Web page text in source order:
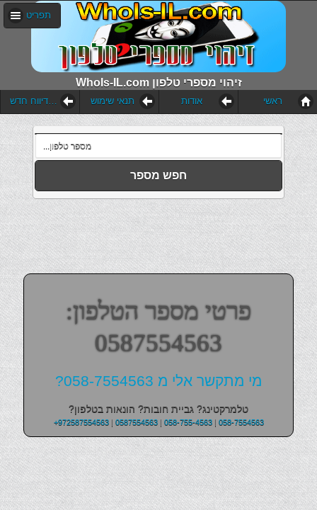
WhoIs-IL.com זיהוי מספרי טלפון
תפריט
הוסף דיווח חדש תנאי שימוש אודות ראשי
חפש מספר
פרטי מספר הטלפון:
0587554563
מי מתקשר אלי מ 058-7554563?
טלמרקטינג? גביית חובות? הונאות בטלפון?
+972587554563| 0587554563| 058-755-4563| 058-7554563